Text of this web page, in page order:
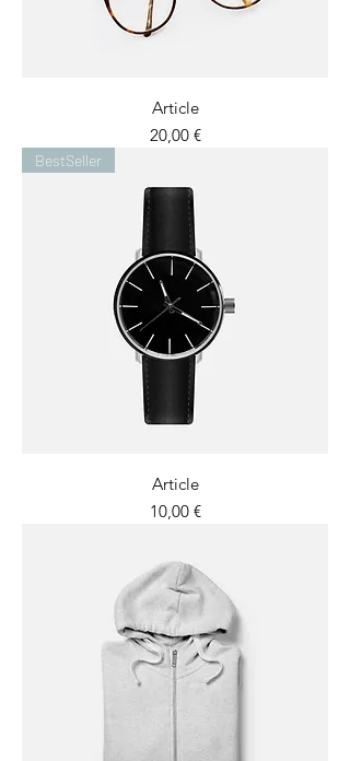
Article
Prix
20,00 €
BestSeller
Article
Prix
10,00 €